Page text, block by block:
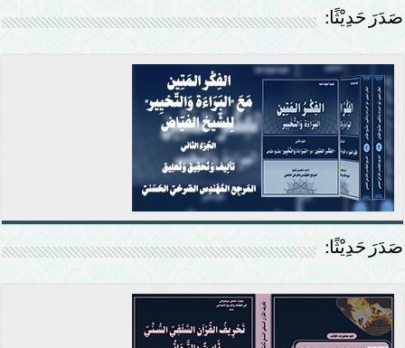
صَدَرَ حَدِيْثًا:
صَدَرَ حَدِيْثًا: